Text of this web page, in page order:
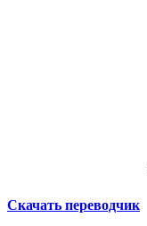
Скачать переводчик